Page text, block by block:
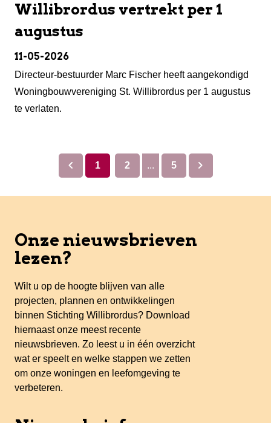
Willibrordus vertrekt per 1
augustus
11-05-2026
Directeur-bestuurder Marc Fischer heeft aangekondigd
Woningbouwvereniging St. Willibrordus per 1 augustus
te verlaten.
chevron_left 1 2 ... 5 chevron_right
Onze nieuwsbrieven
lezen?
Wilt u op de hoogte blijven van alle
projecten, plannen en ontwikkelingen
binnen Stichting Willibrordus? Download
hiernaast onze meest recente
nieuwsbrieven. Zo leest u in één overzicht
wat er speelt en welke stappen we zetten
om onze woningen en leefomgeving te
verbeteren.